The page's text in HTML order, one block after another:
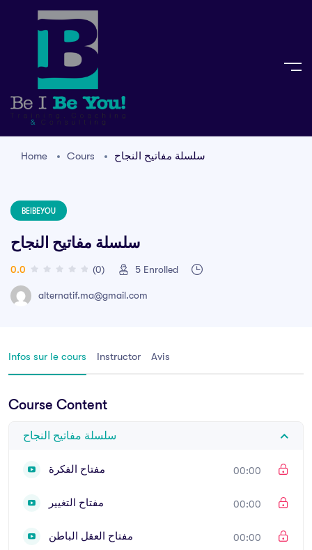
Home Cours سلسلة مفاتيح النجاح
BEIBEYOU
سلسلة مفاتيح النجاح
0.0 (0) 5 Enrolled
alternatif.ma@gmail.com
Infos sur le cours Instructor Avis
Course Content
سلسلة مفاتيح النجاح
مفتاح الفكرة 00:00
مفتاح التغيير 00:00
مفتاح العقل الباطن 00:00